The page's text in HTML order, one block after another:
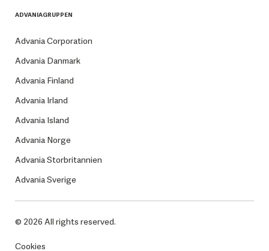
ADVANIAGRUPPEN
Advania Corporation
Advania Danmark
Advania Finland
Advania Irland
Advania Island
Advania Norge
Advania Storbritannien
Advania Sverige
© 2026 All rights reserved.
Cookies